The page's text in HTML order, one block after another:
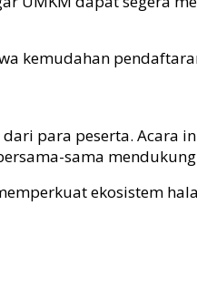
kemudahan
para peserta. Acara
sama
ekosistem